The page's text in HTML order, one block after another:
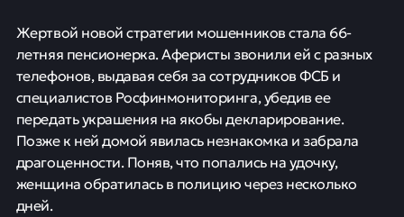
Жертвой новой стратегии мошенников стала 66-
летняя пенсионерка. Аферисты звонили ей с разных
телефонов, выдавая себя за сотрудников ФСБ и
специалистов Росфинмониторинга, убедив ее
передать украшения на якобы декларирование.
Позже к ней домой явилась незнакомка и забрала
драгоценности. Поняв, что попались на удочку,
женщина обратилась в полицию через несколько
дней.